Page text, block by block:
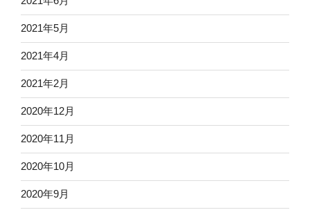
2021年5月
2021年4月
2021年2月
2020年12月
2020年11月
2020年10月
2020年9月